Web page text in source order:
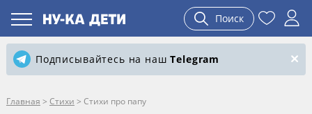
Поиск
Подписывайтесь на нашTelegram
Главная > Стихи > Стихи про папу